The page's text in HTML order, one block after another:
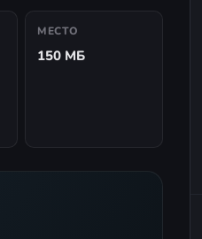
МЕСТО
150 МБ